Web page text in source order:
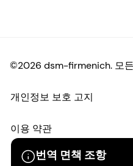
번역 면책 조항
©2026 dsm-firmenich. 모
개인정보 보호 고지
이용 약관
약관